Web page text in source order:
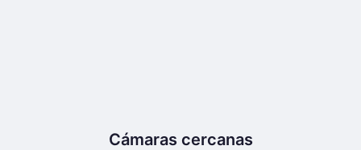
Cámaras cercanas